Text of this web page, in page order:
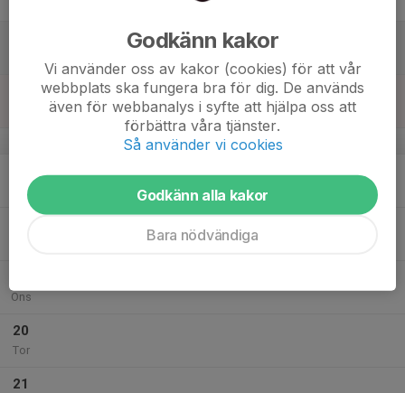
v.34
Mån
Ons
20
Tor
21
Godkänn kakor
Vi använder oss av kakor (cookies) för att vår
webbplats ska fungera bra för dig. De används
även för webbanalys i syfte att hjälpa oss att
förbättra våra tjänster.
Så använder vi cookies
Godkänn alla kakor
Bara nödvändiga